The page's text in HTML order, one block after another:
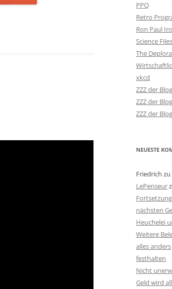
PPQ
Retro
Ron Paul
Science Files
The
xkcd
ZZZ der
ZZZ der
ZZZ der
NEUESTE
Friedrich zu
LePenseur
nächsten
Heuchelei
Weitere
alles anders
festhalten
Nicht
Geld wird